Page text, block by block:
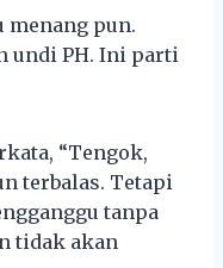
menang pun.
undi PH. Ini parti
“Tengok,
terbalas. Tetapi
tanpa
tidak akan